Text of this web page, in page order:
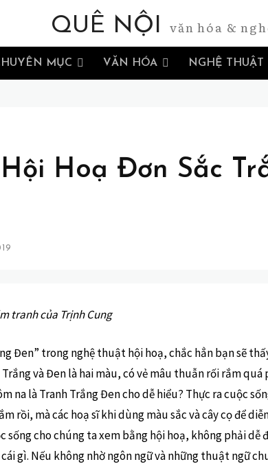
QUÊ NỘI văn hóa &
MỤC VĂN HÓA NGHỆ THUẬT
Hoạ Đơn Sắc
tranh của Trịnh Cung
Đen” trong nghệ thuật hội hoạ, chắc hẳn bạn sẽ
và Đen là hai màu, có vẻ mâu thuẫn rối rắm quá
na là Tranh Trắng Đen cho dễ hiểu? Thực ra cuộc
rồi, mà các hoạ sĩ khi dùng màu sắc và cây cọ để
sống cho chúng ta xem bằng hội hoạ, không phải dễ
gì. Nếu không nhờ ngôn ngữ và những thuật ngữ